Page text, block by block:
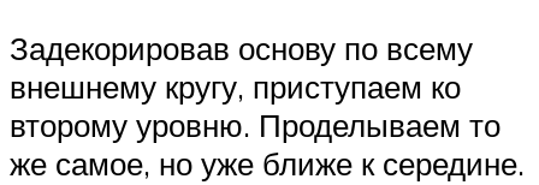
Задекорировав основу по всему
внешнему кругу, приступаем ко
второму уровню. Проделываем то
же самое, но уже ближе к середине.